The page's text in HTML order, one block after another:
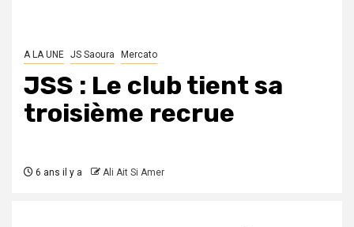
A LA UNE JS Saoura Mercato
JSS : Le club tient sa
troisième recrue
6 ans il y a Ali Ait Si Amer